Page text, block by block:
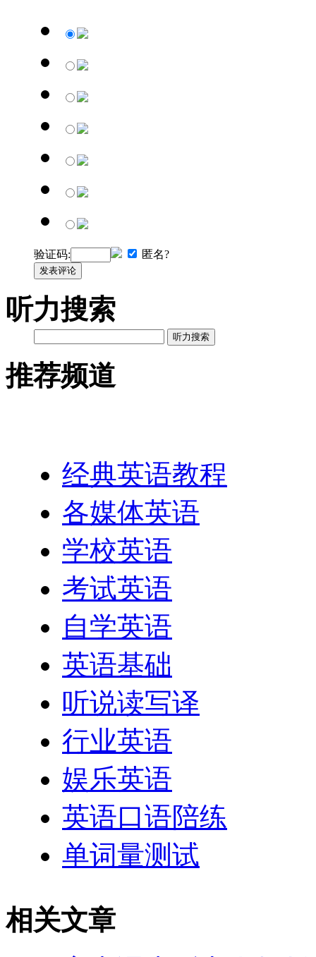
验证码: 匿名?
发表评论
听力搜索
听力搜索
推荐频道
经典英语教程
各媒体英语
学校英语
考试英语
自学英语
英语基础
听说读写译
行业英语
娱乐英语
英语口语陪练
单词量测试
相关文章